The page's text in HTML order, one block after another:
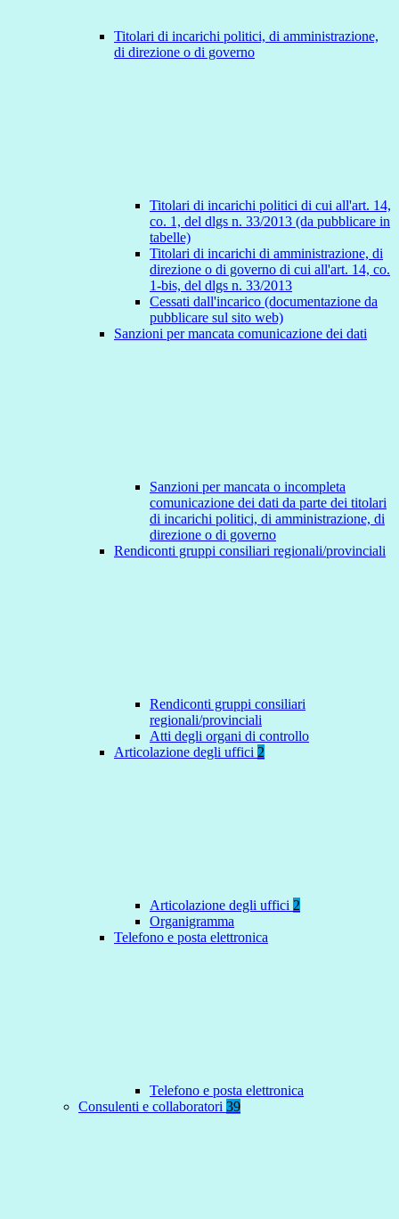
Titolari di incarichi politici, di amministrazione,
di direzione o di governo
Titolari di incarichi politici di cui all'art. 14,
co. 1, del dlgs n. 33/2013 (da pubblicare in
tabelle)
Titolari di incarichi di amministrazione, di
direzione o di governo di cui all'art. 14, co.
1-bis, del dlgs n. 33/2013
Cessati dall'incarico (documentazione da
pubblicare sul sito web)
Sanzioni per mancata comunicazione dei dati
Sanzioni per mancata o incompleta
comunicazione dei dati da parte dei titolari
di incarichi politici, di amministrazione, di
direzione o di governo
Rendiconti gruppi consiliari regionali/provinciali
Rendiconti gruppi consiliari
regionali/provinciali
Atti degli organi di controllo
Articolazione degli uffici 2
Articolazione degli uffici 2
Organigramma
Telefono e posta elettronica
Telefono e posta elettronica
Consulenti e collaboratori 39